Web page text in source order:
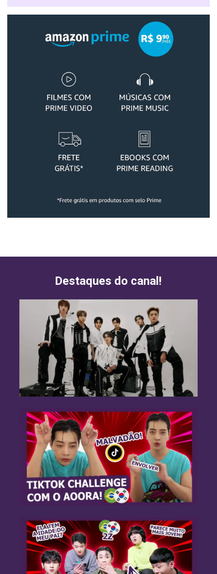
Destaques do canal!